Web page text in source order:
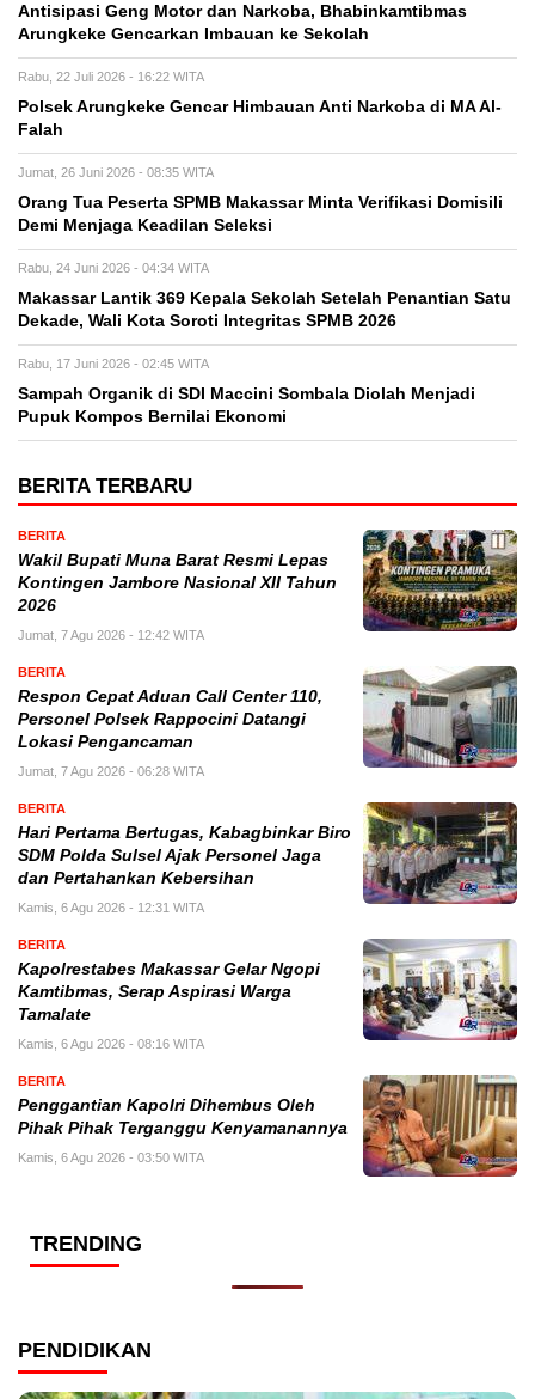
Antisipasi Geng Motor dan Narkoba, Bhabinkamtibmas
Arungkeke Gencarkan Imbauan ke Sekolah
Rabu, 22 Juli 2026 - 16:22 WITA
Polsek Arungkeke Gencar Himbauan Anti Narkoba di MA Al-
Falah
Jumat, 26 Juni 2026 - 08:35 WITA
Orang Tua Peserta SPMB Makassar Minta Verifikasi Domisili
Demi Menjaga Keadilan Seleksi
Rabu, 24 Juni 2026 - 04:34 WITA
Makassar Lantik 369 Kepala Sekolah Setelah Penantian Satu
Dekade, Wali Kota Soroti Integritas SPMB 2026
Rabu, 17 Juni 2026 - 02:45 WITA
Sampah Organik di SDI Maccini Sombala Diolah Menjadi
Pupuk Kompos Bernilai Ekonomi
BERITA TERBARU
BERITA
Wakil Bupati Muna Barat Resmi Lepas
Kontingen Jambore Nasional XII Tahun
2026
Jumat, 7 Agu 2026 - 12:42 WITA
BERITA
Respon Cepat Aduan Call Center 110,
Personel Polsek Rappocini Datangi
Lokasi Pengancaman
Jumat, 7 Agu 2026 - 06:28 WITA
BERITA
Hari Pertama Bertugas, Kabagbinkar Biro
SDM Polda Sulsel Ajak Personel Jaga
dan Pertahankan Kebersihan
Kamis, 6 Agu 2026 - 12:31 WITA
BERITA
Kapolrestabes Makassar Gelar Ngopi
Kamtibmas, Serap Aspirasi Warga
Tamalate
Kamis, 6 Agu 2026 - 08:16 WITA
BERITA
Penggantian Kapolri Dihembus Oleh
Pihak Pihak Terganggu Kenyamanannya
Kamis, 6 Agu 2026 - 03:50 WITA
TRENDING
PENDIDIKAN